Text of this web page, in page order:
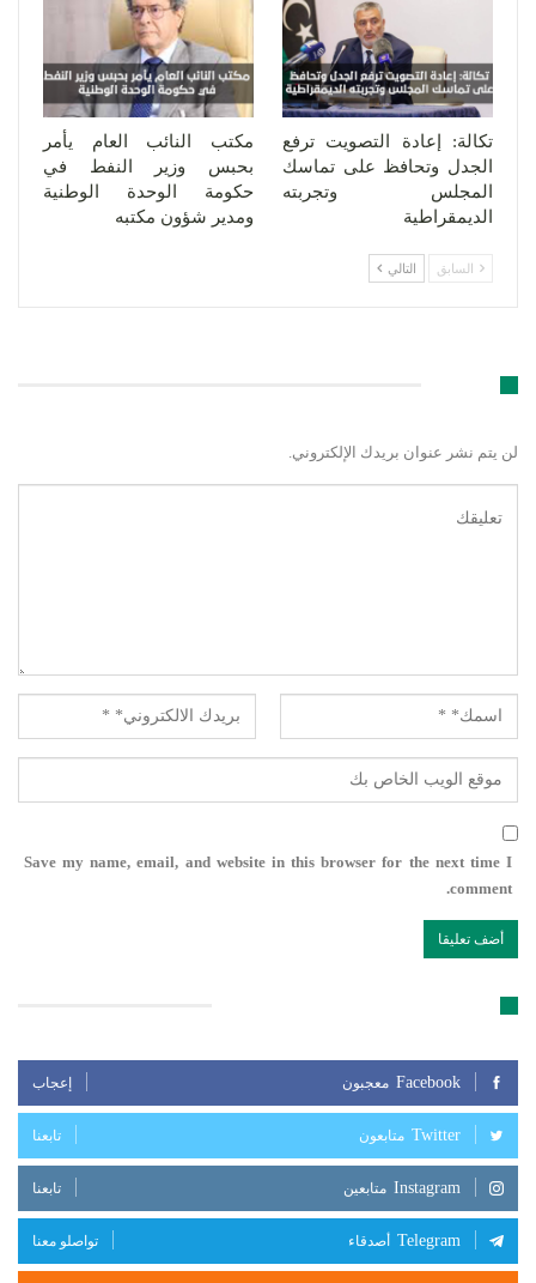
تكالة: إعادة التصويت ترفع
الجدل وتحافظ على تماسك
المجلس وتجربته
الديمقراطية
مكتب النائب العام يأمر
بحبس وزير النفط في
حكومة الوحدة الوطنية
ومدير شؤون مكتبه
السابق التالي
لن يتم نشر عنوان بريدك الإلكتروني.
Save my name, email, and website in this browser for the next time I
comment.
Facebook معجبون إعجاب
Twitter متابعون تابعنا
Instagram متابعين تابعنا
Telegram أصدقاء تواصلو معنا